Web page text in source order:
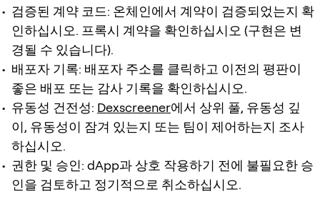
검증된 계약 코드: 온체인에서 계약이 검증되었는지 확
인하십시오. 프록시 계약을 확인하십시오 (구현은 변
경될 수 있습니다).
배포자 기록: 배포자 주소를 클릭하고 이전의 평판이
좋은 배포 또는 감사 기록을 확인하십시오.
유동성 건전성: Dexscreener에서 상위 풀, 유동성 깊
이, 유동성이 잠겨 있는지 또는 팀이 제어하는지 조사
하십시오.
권한 및 승인: dApp과 상호 작용하기 전에 불필요한 승
인을 검토하고 정기적으로 취소하십시오.